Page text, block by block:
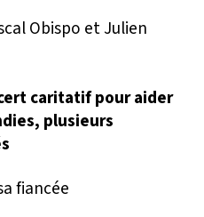
caritatif pour aider
plusieurs